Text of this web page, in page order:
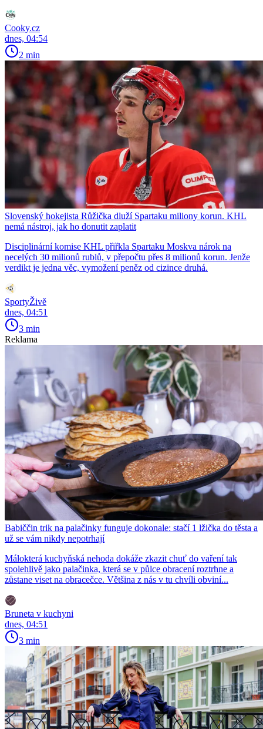
Cooky.cz
dnes, 04:54
2 min
Slovenský hokejista Růžička dluží Spartaku miliony korun. KHL
nemá nástroj, jak ho donutit zaplatit
Disciplinární komise KHL přiřkla Spartaku Moskva nárok na
necelých 30 milionů rublů, v přepočtu přes 8 milionů korun. Jenže
verdikt je jedna věc, vymožení peněz od cizince druhá.
SportyŽivě
dnes, 04:51
3 min
Reklama
Babiččin trik na palačinky funguje dokonale: stačí 1 lžička do těsta a
už se vám nikdy nepotrhají
Málokterá kuchyňská nehoda dokáže zkazit chuť do vaření tak
spolehlivě jako palačinka, která se v půlce obracení roztrhne a
zůstane viset na obracečce. Většina z nás v tu chvíli obviní...
Bruneta v kuchyni
dnes, 04:51
3 min